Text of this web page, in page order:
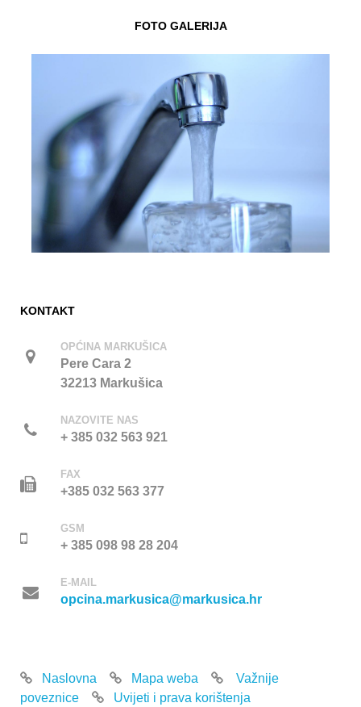
FOTO GALERIJA
KONTAKT
OPĆINA MARKUŠICA
Pere Cara 2
32213 Markušica
NAZOVITE NAS
+ 385 032 563 921
FAX
+385 032 563 377
GSM
+ 385 098 98 28 204
E-MAIL
opcina.markusica@markusica.hr
Naslovna Mapa weba
Važnije
poveznice
Uvijeti i prava korištenja